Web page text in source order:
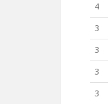
4
3
3
3
3